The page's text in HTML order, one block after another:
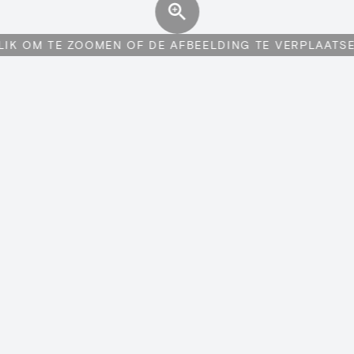
OM TE ZOOMEN OF DE AFBEELDING TE